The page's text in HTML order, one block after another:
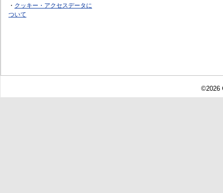
・ クッキー・アクセスデータに
ついて
©2026